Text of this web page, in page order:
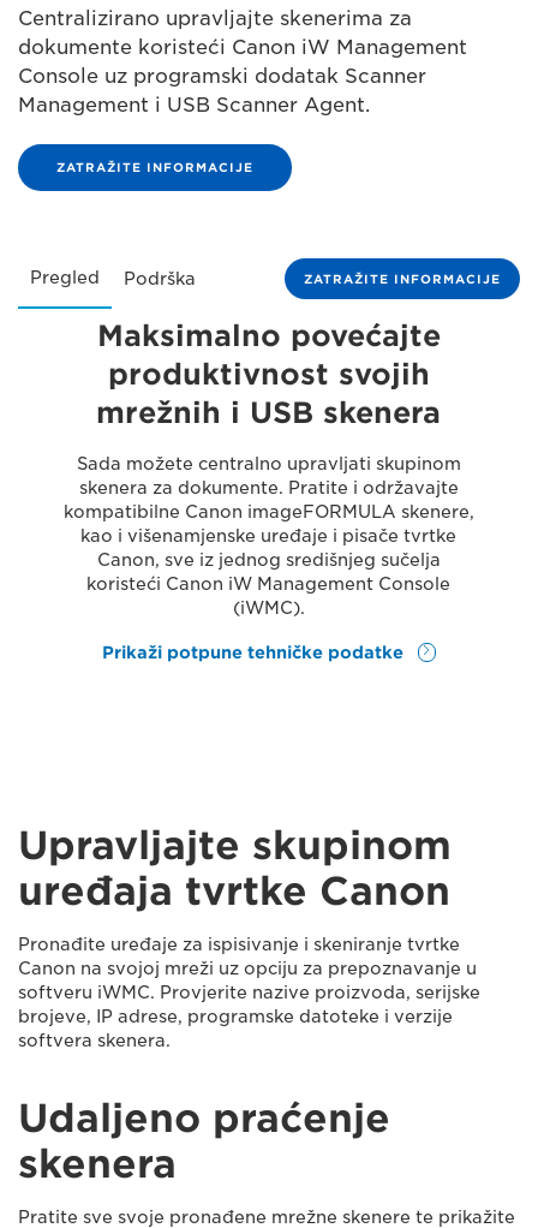
Centralizirano upravljajte skenerima za
dokumente koristeći Canon iW Management
Console uz programski dodatak Scanner
Management i USB Scanner Agent.
ZATRAŽITE INFORMACIJE
Pregled Podrška ZATRAŽITE INFORMACIJE
Maksimalno povećajte
produktivnost svojih
mrežnih i USB skenera
Sada možete centralno upravljati skupinom
skenera za dokumente. Pratite i održavajte
kompatibilne Canon imageFORMULA skenere,
kao i višenamjenske uređaje i pisače tvrtke
Canon, sve iz jednog središnjeg sučelja
koristeći Canon iW Management Console
(iWMC).
Prikaži potpune tehničke podatke
Upravljajte skupinom
uređaja tvrtke Canon
Pronađite uređaje za ispisivanje i skeniranje tvrtke
Canon na svojoj mreži uz opciju za prepoznavanje u
softveru iWMC. Provjerite nazive proizvoda, serijske
brojeve, IP adrese, programske datoteke i verzije
softvera skenera.
Udaljeno praćenje
skenera
Pratite sve svoje pronađene mrežne skenere te prikažite